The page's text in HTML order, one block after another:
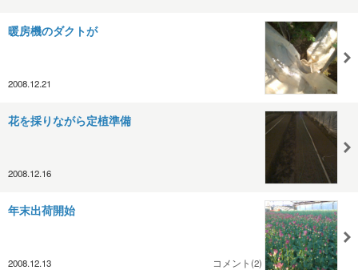
暖房機のダクトが
2008.12.21
花を採りながら定植準備
2008.12.16
年末出荷開始
2008.12.13 コメント(2)